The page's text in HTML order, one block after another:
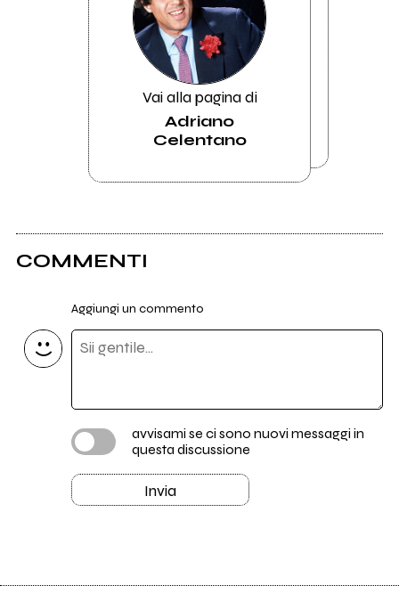
Vai alla pagina di
Adriano
Celentano
COMMENTI
Aggiungi un commento
avvisami se ci sono nuovi messaggi in
questa discussione
Invia